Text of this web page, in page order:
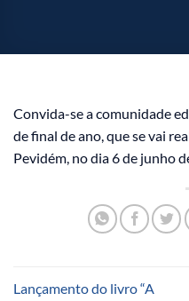
Convida-se a comunidade
de final de ano, que se vai
Pevidém, no dia 6 de junho
Lançamento do livro “A